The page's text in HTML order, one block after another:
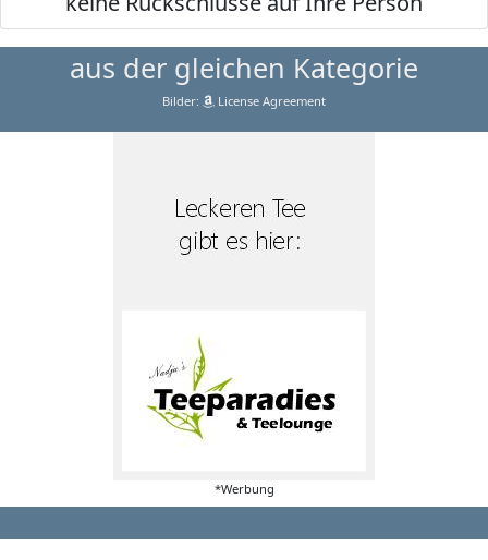
aus der gleichen Kategorie
Bilder: License Agreement
*Werbung